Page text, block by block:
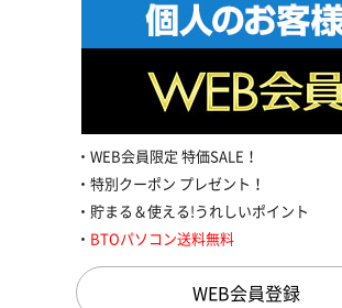
WEB会員限定 特価SALE！
特別クーポン プレゼント！
貯まる＆使える!うれしいポイント
BTOパソコン送料無料
WEB会員登録